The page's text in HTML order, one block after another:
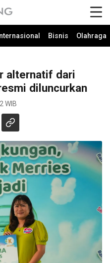
Internasional Bisnis Olahraga
alternatif dari
diluncurkan
WIB